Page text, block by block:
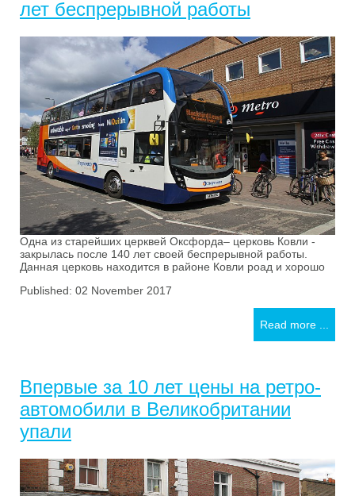
лет беспрерывной работы
Одна из старейших церквей Оксфорда– церковь Ковли -
закрылась после 140 лет своей беспрерывной работы.
Данная церковь находится в районе Ковли роад и хорошо
Published: 02 November 2017
Read more ...
Впервые за 10 лет цены на ретро-
автомобили в Великобритании
упали